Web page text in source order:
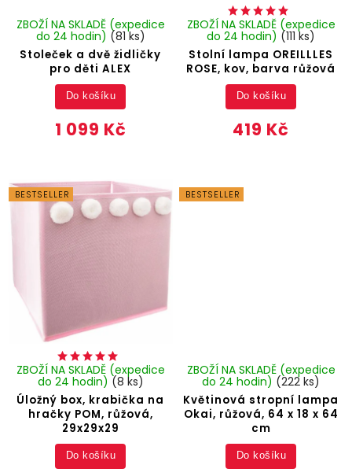
Stoleček a dvě židličky
pro děti ALEX
ZBOŽÍ NA SKLADĚ (expedice
do 24 hodin) (81 ks)
1 099 Kč
Do košíku
Stolní lampa OREILLLES
ROSE, kov, barva růžová
ZBOŽÍ NA SKLADĚ (expedice
do 24 hodin) (111 ks)
419 Kč
Do košíku
BESTSELLER
Úložný box, krabička na
hračky POM, růžová,
29x29x29
ZBOŽÍ NA SKLADĚ (expedice
do 24 hodin) (8 ks)
Do košíku
BESTSELLER
Květinová stropní lampa
Okai, růžová, 64 x 18 x 64
cm
ZBOŽÍ NA SKLADĚ (expedice
do 24 hodin) (222 ks)
Do košíku